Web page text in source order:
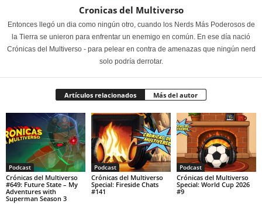
Cronicas del Multiverso
Entonces llegó un dia como ningún otro, cuando los Nerds Más Poderosos de
la Tierra se unieron para enfrentar un enemigo en común. En ese día nació
Crónicas del Multiverso - para pelear en contra de amenazas que ningún nerd
solo podría derrotar.
Artículos relacionados Más del autor
Podcast
Crónicas del Multiverso
#649: Future State – My
Adventures with
Superman Season 3
Podcast
Crónicas del Multiverso
Special: Fireside Chats
#141
Podcast
Crónicas del Multiverso
Special: World Cup 2026
#9